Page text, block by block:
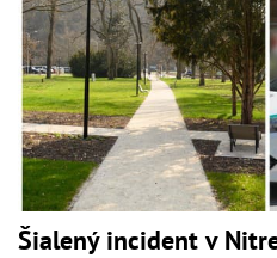
Šialený incident v